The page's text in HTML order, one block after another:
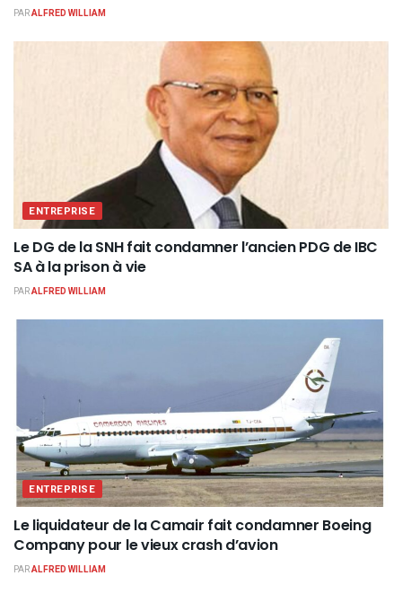
PARALFRED WILLIAM
ENTREPRISE
Le DG de la SNH fait condamner l’ancien PDG de IBC
SA à la prison à vie
PARALFRED WILLIAM
ENTREPRISE
Le liquidateur de la Camair fait condamner Boeing
Company pour le vieux crash d’avion
PARALFRED WILLIAM